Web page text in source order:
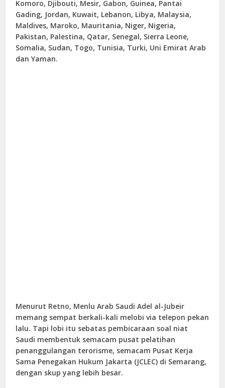
Komoro, Djibouti, Mesir, Gabon, Guinea, Pantai
Gading, Jordan, Kuwait, Lebanon, Libya, Malaysia,
Maldives, Maroko, Mauritania, Niger, Nigeria,
Pakistan, Palestina, Qatar, Senegal, Sierra Leone,
Somalia, Sudan, Togo, Tunisia, Turki, Uni Emirat Arab
dan Yaman.
Menurut Retno, Menlu Arab Saudi Adel al-Jubeir
memang sempat berkali-kali melobi via telepon pekan
lalu. Tapi lobi itu sebatas pembicaraan soal niat
Saudi membentuk semacam pusat pelatihan
penanggulangan terorisme, semacam Pusat Kerja
Sama Penegakan Hukum Jakarta (JCLEC) di Semarang,
dengan skup yang lebih besar.